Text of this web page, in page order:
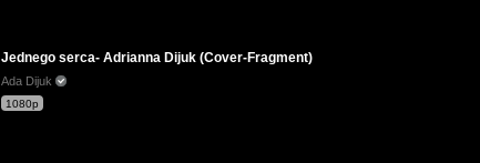
Jednego serca- Adrianna Dijuk (Cover-Fragment)
Ada Dijuk
1080p